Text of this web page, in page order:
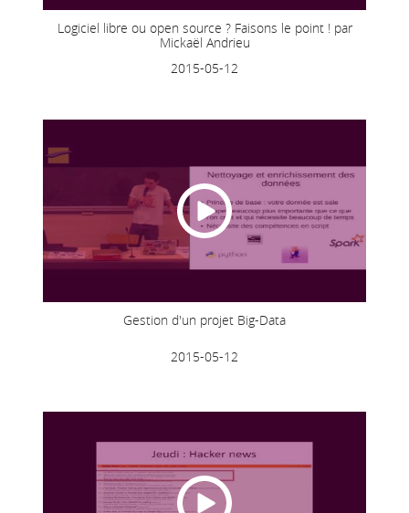
Logiciel libre ou open source ? Faisons le point ! par
Mickaël Andrieu
2015-05-12
Gestion d'un projet Big-Data
2015-05-12